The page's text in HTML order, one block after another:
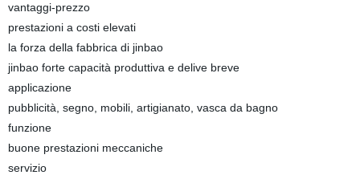
vantaggi-prezzo
prestazioni a costi elevati
la forza della fabbrica di jinbao
jinbao forte capacità produttiva e delive breve
applicazione
pubblicità, segno, mobili, artigianato, vasca da bagno
funzione
buone prestazioni meccaniche
servizio